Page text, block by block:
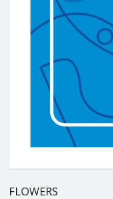
FLOWERS